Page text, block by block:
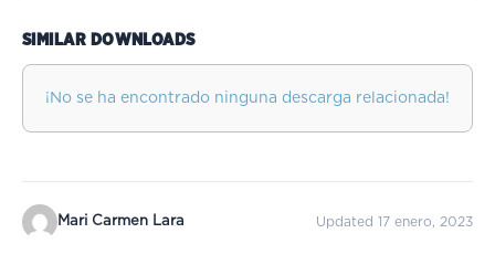
SIMILAR DOWNLOADS
¡No se ha encontrado ninguna descarga relacionada!
Mari Carmen Lara Updated 17 enero, 2023